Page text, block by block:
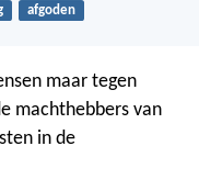
afgoden
maar tegen
machthebbers van
in de